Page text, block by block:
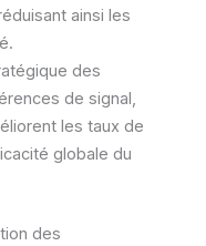
ainsi les
des
de signal,
les taux de
globale du
des